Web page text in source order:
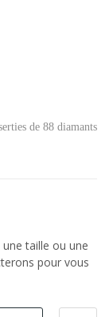
de 88 diamants
taille ou une
pour vous